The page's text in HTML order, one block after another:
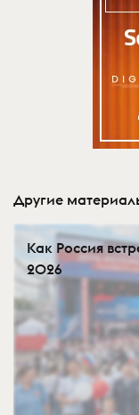
Другие
Как Россия
2026